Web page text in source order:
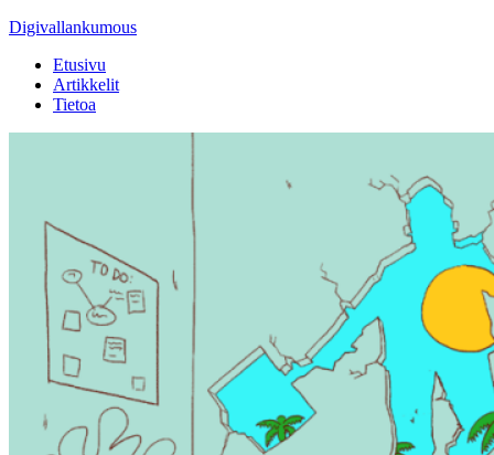
Digivallankumous
Etusivu
Artikkelit
Tietoa